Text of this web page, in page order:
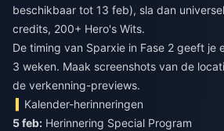
beschikbaar tot 13 feb), sla dan
credits, 200+ Hero's Wits.
De timing van Sparxie in Fase 2 geeft je
3 weken. Maak screenshots van de
de verkenning-previews.
Kalender-herinneringen
5 feb: Herinnering Special Program